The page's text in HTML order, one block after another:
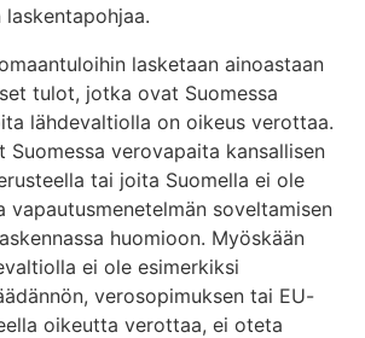
laskentapohjaa.
lasketaan ainoastaan
tulot, jotka ovat Suomessa
lähdevaltiolla on oikeus verottaa.
Suomessa verovapaita kansallisen
tai joita Suomella ei ole
soveltamisen
huomioon. Myöskään
ei ole esimerkiksi
verosopimuksen tai EU-
oikeutta verottaa, ei oteta